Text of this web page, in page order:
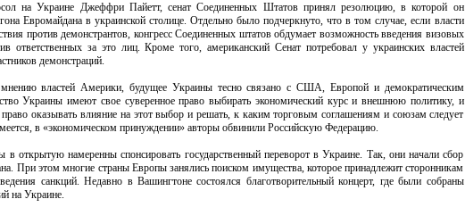
на Украине Джеффри Пайетт, сенат Соединенных Штатов принял резолюцию, в которой он
Евромайдана в украинской столице. Отдельно было подчеркнуто, что в том случае, если власти
против демонстрантов, конгресс Соединенных штатов обдумает возможность введения визовых
ответственных за это лиц. Кроме того, американский Сенат потребовал у украинских властей
демонстраций.
властей Америки, будущее Украины тесно связано с США, Европой и демократическим
Украины имеют свое суверенное право выбирать экономический курс и внешнюю политику, и
право оказывать влияние на этот выбор и решать, к каким торговым соглашениям и союзам следует
в «экономическом принуждении» авторы обвинили Российскую Федерацию.
открытую намеренны спонсировать государственный переворот в Украине. Так, они начали сбор
При этом многие страны Европы занялись поиском имущества, которое принадлежит сторонникам
санкций. Недавно в Вашингтоне состоялся благотворительный концерт, где были собраны
на Украине.